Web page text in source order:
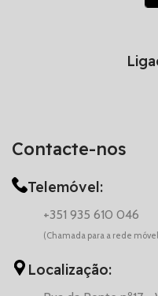
Contacte-nos
Telemóvel:
+351 935 610 046
(Chamada para a rede
Localização: